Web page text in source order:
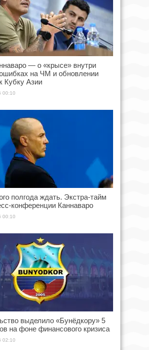
— о «крысе» внутри
на ЧМ и обновлении
Кубку Азии
00:10
полгода ждать. Экстра-тайм
конференции Каннаваро
00:10
выделило «Бунёдкору» 5
на фоне финансового кризиса
02:10